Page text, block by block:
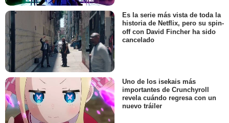
Es la serie más vista de toda la
historia de Netflix, pero su spin-
off con David Fincher ha sido
cancelado
Uno de los isekais más
importantes de Crunchyroll
revela cuándo regresa con un
nuevo tráiler